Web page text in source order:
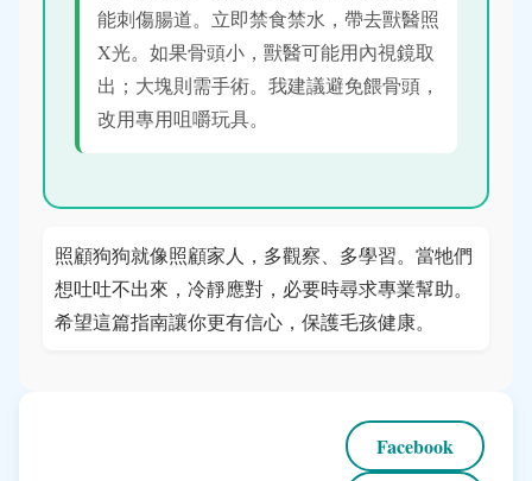
能刺傷腸道。立即禁食禁水，帶去獸醫照
X光。如果骨頭小，獸醫可能用內視鏡取
出；大塊則需手術。我建議避免餵骨頭，
改用專用咀嚼玩具。
照顧狗狗就像照顧家人，多觀察、多學習。當牠們
想吐吐不出來，冷靜應對，必要時尋求專業幫助。
希望這篇指南讓你更有信心，保護毛孩健康。
Facebook